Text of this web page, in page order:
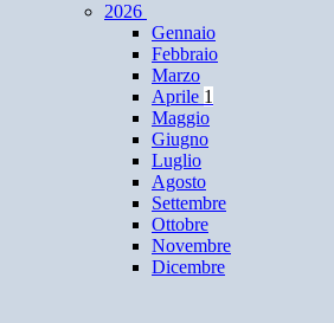
2026
Gennaio
Febbraio
Marzo
Aprile 1
Maggio
Giugno
Luglio
Agosto
Settembre
Ottobre
Novembre
Dicembre